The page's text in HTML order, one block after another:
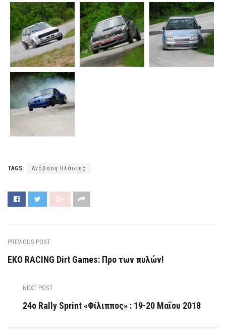
TAGS: Ανάβαση Βλάστης
PREVIOUS POST
ΕΚΟ RACING Dirt Games: Προ των πυλών!
NEXT POST
24ο Rally Sprint «Φίλιππος» : 19-20 Μαΐου 2018